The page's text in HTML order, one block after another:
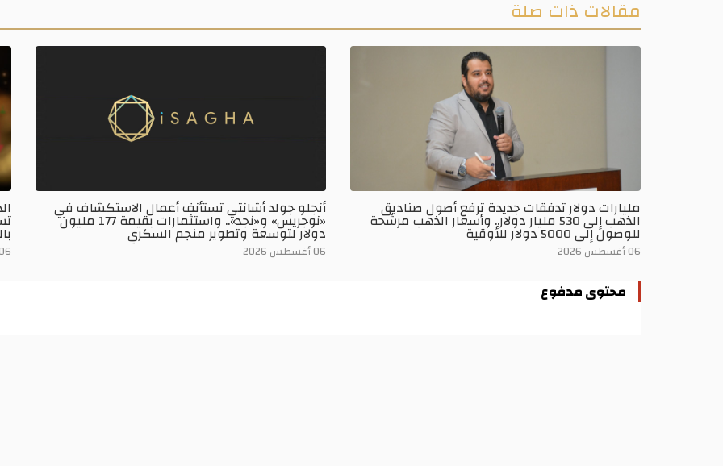
مقالات ذات صلة
مليارات دولار تدفقات جديدة ترفع أصول صناديق
الذهب إلى 530 مليار دولار.. وأسعار الذهب مرشحة
للوصول إلى 5000 دولار للأوقية
06 أغسطس 2026
أنجلو جولد أشانتي تستأنف أعمال الاستكشاف في
«نوجريس» و«نجد».. واستثمارات بقيمة 177 مليون
دولار لتوسعة وتطوير منجم السكري
06 أغسطس 2026 06
محتوى مدفوع